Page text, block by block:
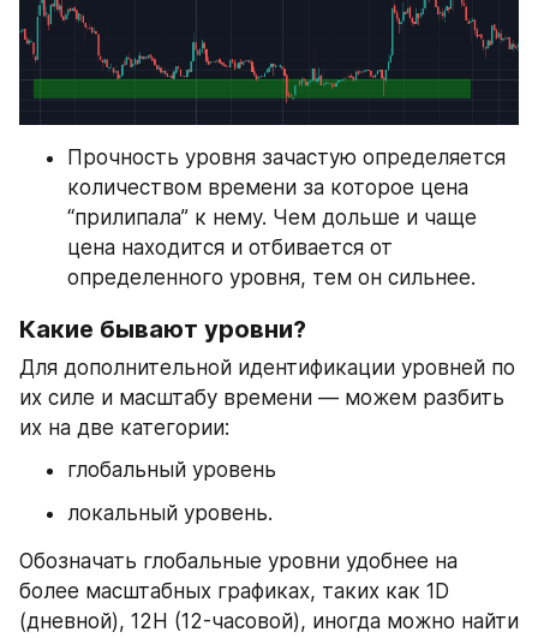
Прочность уровня зачастую определяется
количеством времени за которое цена
“прилипала” к нему. Чем дольше и чаще
цена находится и отбивается от
определенного уровня, тем он сильнее.
Какие бывают уровни?
Для дополнительной идентификации уровней по
их силе и масштабу времени — можем разбить
их на две категории:
глобальный уровень
локальный уровень.
Обозначать глобальные уровни удобнее на
более масштабных графиках, таких как 1D
(дневной), 12H (12-часовой), иногда можно найти